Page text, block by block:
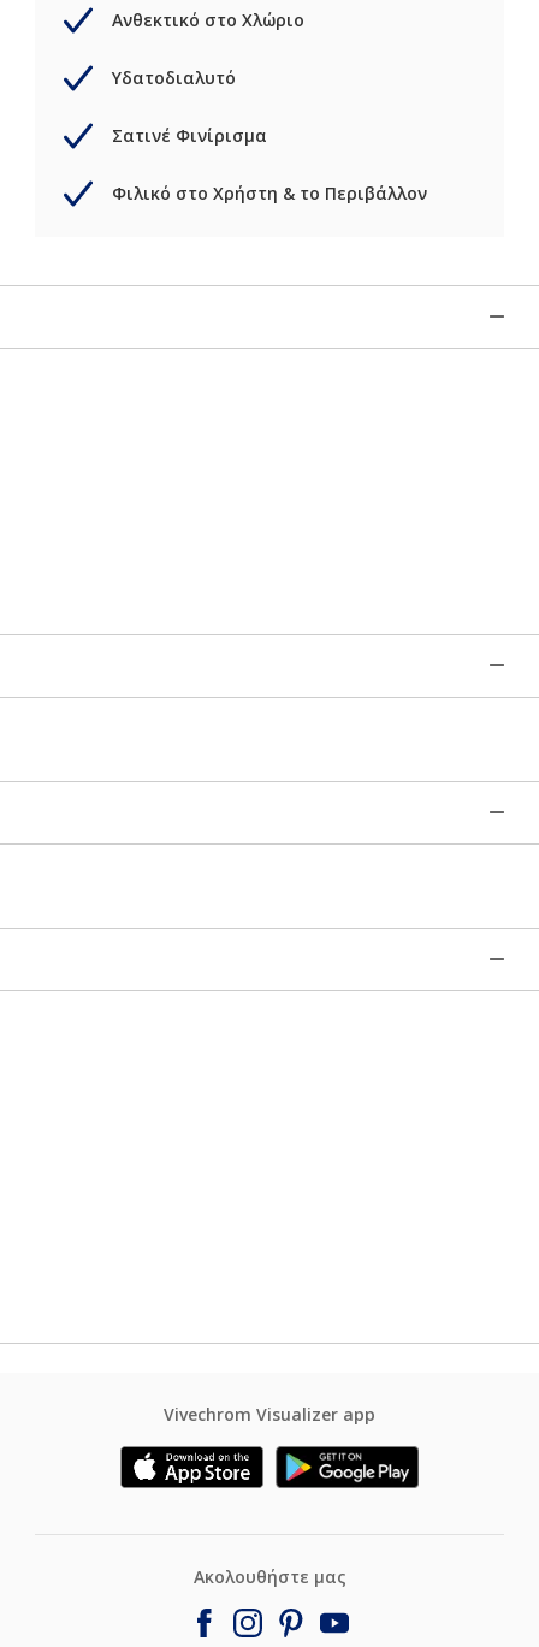
Ανθεκτικό στο Χλώριο
Υδατοδιαλυτό
Σατινέ Φινίρισμα
Φιλικό στο Χρήστη & το Περιβάλλον
Vivechrom Visualizer app
Ακολουθήστε μας